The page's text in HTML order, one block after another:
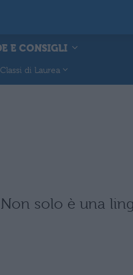
E CONSIGLI
Classi di Laurea
solo è una